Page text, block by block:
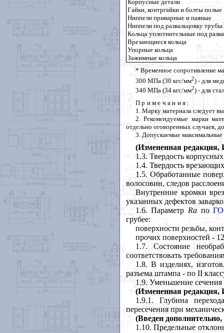
Корпусные детали
Гайки, контргайки и болты полые
Ниппели приварные и паяные
Ниппели под развальцовку трубы
Кольца уплотнительные под
Врезающиеся кольца
Упорные кольца
Зажимные кольца
* Временное сопротивление
300 МПа (30 кгс/мм2) - для
340МПа (34 кгс/мм2) - для
Примечания :
1 . Марку материала следует
2 . Рекомендуемые марки
отдельно оговоренных случаев,
3 . Допускаемые
(Измененная
1.3. Твердость
1.4. Твердость
1.5. Обработанные
волосовин, следов
Внутренние кромки
указанных дефектов
1.6. Параметр Raпо
грубее:
поверхности резьбы,
прочих поверхностей -
1.7. Состояние
соответствовать
1.8. В изделиях,
разъема штампа - по II
1.9. Уменьшение сечения
(Измененная
1.9.1 . Глубина
пересечения при
(Введен
1.10. Предельные